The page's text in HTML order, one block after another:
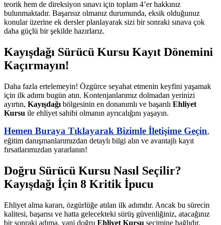
teorik hem de direksiyon sınavı için toplam 4’er hakkınız
bulunmaktadır. Başarısız olmanız durumunda, eksik olduğunuz
konular üzerine ek dersler planlayarak sizi bir sonraki sınava çok
daha güçlü bir şekilde hazırlarız.
Kayışdağı Sürücü Kursu Kayıt Dönemini
Kaçırmayın!
Daha fazla ertelemeyin! Özgürce seyahat etmenin keyfini yaşamak
için ilk adımı bugün atın. Kontenjanlarımız dolmadan yerinizi
ayırtın, Kayışdağı bölgesinin en donanımlı ve başarılı Ehliyet
Kursu ile ehliyet sahibi olmanın ayrıcalığını yaşayın.
Hemen Buraya Tıklayarak Bizimle İletişime Geçin,
eğitim danışmanlarımızdan detaylı bilgi alın ve avantajlı kayıt
fırsatlarımızdan yararlanın!
Doğru Sürücü Kursu Nasıl Seçilir?
Kayışdağı İçin 8 Kritik İpucu
Ehliyet alma kararı, özgürlüğe atılan ilk adımdır. Ancak bu sürecin
kalitesi, başarısı ve hatta gelecekteki sürüş güvenliğiniz, atacağınız
bir sonraki adıma, yani doğru Ehliyet Kursu seçimine bağlıdır.